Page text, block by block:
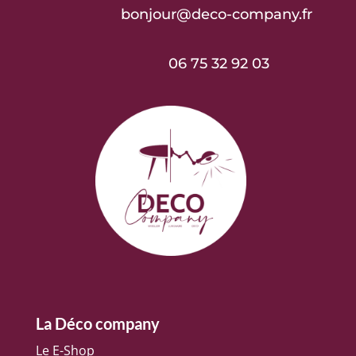
bonjour@deco-company.fr
06 75 32 92 03
La Déco company
Le E-Shop